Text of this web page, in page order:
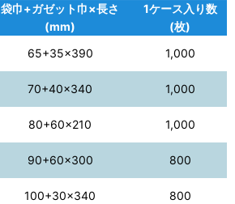
袋巾+ガゼット巾×長さ
(mm)
1ケース入り数
(枚)
65+35×390
1,000
70+40×340
1,000
80+60×210
1,000
90+60×300
800
100+30×340
800